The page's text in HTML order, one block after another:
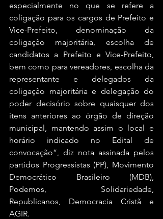
especialmente no que se refere a
coligação para os cargos de Prefeito e
Vice-Prefeito, denominação da
coligação majoritária, escolha de
candidatos a Prefeito e Vice-Prefeito,
bem como para vereadores, escolha da
representante e delegados da
coligação majoritária e delegação do
poder decisório sobre quaisquer dos
itens anteriores ao órgão de direção
municipal, mantendo assim o local e
horário indicado no Edital de
convocação”, diz nota assinada pelos
partidos Progressistas (PP), Movimento
Democrático Brasileiro (MDB),
Podemos, Solidariedade,
Republicanos, Democracia Cristã e
AGIR.